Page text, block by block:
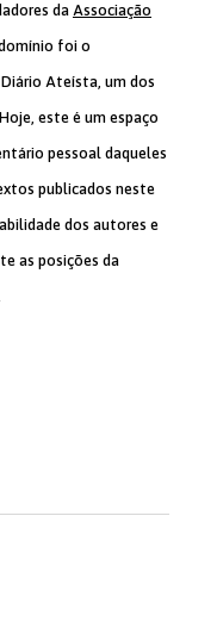
daAssociação
foi o
Ateísta, um dos
este é um espaço
pessoal daqueles
publicados neste
dos autores e
as posições da